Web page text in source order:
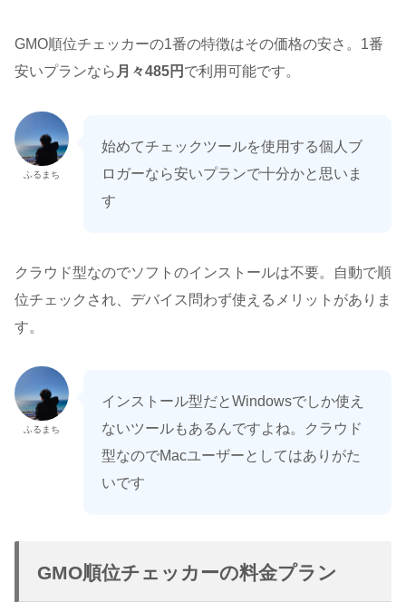
GMO順位チェッカーの1番の特徴はその価格の安さ。1番
安いプランなら 月々485円 で利用可能です。
ふるまち
始めてチェックツールを使用する個人ブ
ロガーなら安いプランで十分かと思いま
す
クラウド型なのでソフトのインストールは不要。自動で順
位チェックされ、デバイス問わず使えるメリットがありま
す。
ふるまち
インストール型だとWindowsでしか使え
ないツールもあるんですよね。クラウド
型なのでMacユーザーとしてはありがた
いです
GMO順位チェッカーの料金プラン